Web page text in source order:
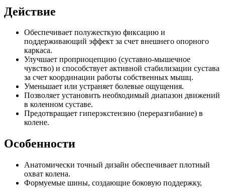
Действие
Обеспечивает полужесткую фиксацию и
поддерживающий эффект за счет внешнего опорного
каркаса.
Улучшает проприоцепцию (суставно-мышечное
чувство) и способствует активной стабилизации сустава
за счет координации работы собственных мышц.
Уменьшает или устраняет болевые ощущения.
Позволяет установить необходимый диапазон движений
в коленном суставе.
Предотвращает гиперэкстензию (переразгибание) в
колене.
Особенности
Анатомически точный дизайн обеспечивает плотный
охват колена.
Формуемые шины, создающие боковую поддержку,